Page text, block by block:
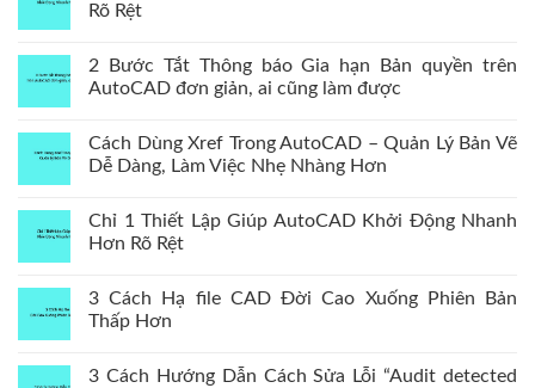
Rõ Rệt
2 Bước Tắt Thông báo Gia hạn Bản quyền trên
AutoCAD đơn giản, ai cũng làm được
Cách Dùng Xref Trong AutoCAD – Quản Lý Bản Vẽ
Dễ Dàng, Làm Việc Nhẹ Nhàng Hơn
Chỉ 1 Thiết Lập Giúp AutoCAD Khởi Động Nhanh
Hơn Rõ Rệt
3 Cách Hạ file CAD Đời Cao Xuống Phiên Bản
Thấp Hơn
3 Cách Hướng Dẫn Cách Sửa Lỗi “Audit detected